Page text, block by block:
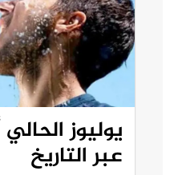
يوليوز
عبر التاريخ